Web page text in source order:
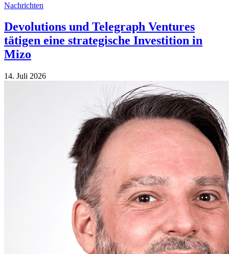
Nachrichten
Devolutions und Telegraph Ventures
tätigen eine strategische Investition in
Mizo
14. Juli 2026